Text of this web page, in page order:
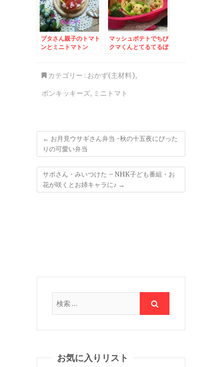
ブタさん親子のトマト
ンとミニトマトン
マッシュポテトでちび
クマくんとてるてるぼ
カテゴリー : おかず(主材料),
ポンキッキーズ, ミニトマト
← お月見ウサギさん弁当 -秋の十五夜にぴった
りの可愛い弁当
サボさん・みいつけた – NHK子ども番組・お
花が咲くとお姉キャラに♪ →
お気に入りリスト